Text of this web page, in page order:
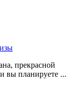
прекрасной
вы планируете ...